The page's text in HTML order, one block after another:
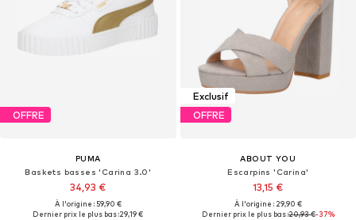
OFFRE
PUMA
Baskets basses 'Carina 3.0'
34,93 €
À l'origine : 59,90 €
Dernier prix le plus bas :29,19 €
Exclusif
OFFRE
ABOUT YOU
Escarpins 'Carina'
13,15 €
À l'origine : 29,90 €
Dernier prix le plus bas :20,93 €-37%